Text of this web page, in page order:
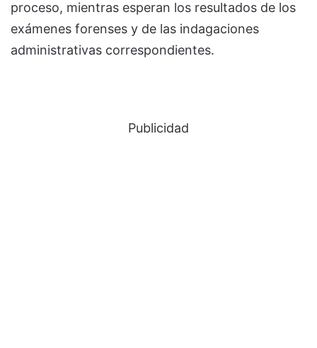
proceso, mientras esperan los resultados de los
exámenes forenses y de las indagaciones
administrativas correspondientes.
Publicidad